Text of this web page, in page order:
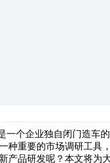
一个企业独自闭门造车
种重要的市场调研工
产品研发呢？本文将为